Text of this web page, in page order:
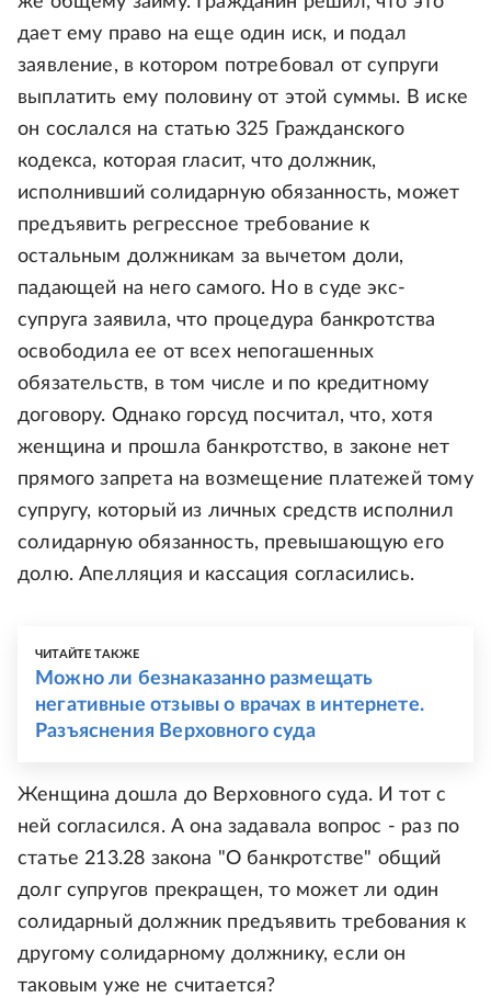
дает ему право на еще один иск, и подал
заявление, в котором потребовал от супруги
выплатить ему половину от этой суммы. В иске
он сослался на статью 325 Гражданского
кодекса, которая гласит, что должник,
исполнивший солидарную обязанность, может
предъявить регрессное требование к
остальным должникам за вычетом доли,
падающей на него самого. Но в суде экс-
супруга заявила, что процедура банкротства
освободила ее от всех непогашенных
обязательств, в том числе и по кредитному
договору. Однако горсуд посчитал, что, хотя
женщина и прошла банкротство, в законе нет
прямого запрета на возмещение платежей тому
супругу, который из личных средств исполнил
солидарную обязанность, превышающую его
долю. Апелляция и кассация согласились.
ЧИТАЙТЕ ТАКЖЕ
Можно ли безнаказанно размещать
негативные отзывы о врачах в интернете.
Разъяснения Верховного суда
Женщина дошла до Верховного суда. И тот с
ней согласился. А она задавала вопрос - раз по
статье 213.28 закона "О банкротстве" общий
долг супругов прекращен, то может ли один
солидарный должник предъявить требования к
другому солидарному должнику, если он
таковым уже не считается?